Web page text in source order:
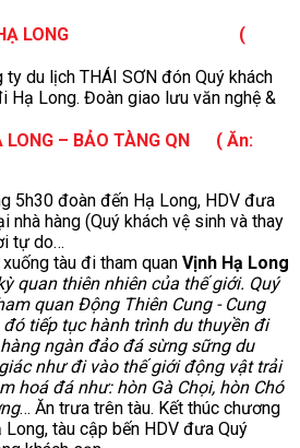
– HẠ LONG (
ty du lịch THÁI SƠN đón Quý khách
Hạ Long. Đoàn giao lưu văn nghệ &
– BẢO TÀNG QN ( Ăn:
5h30 đoàn đến Hạ Long, HDV đưa
nhà hàng (Quý khách vệ sinh và thay
tự do…
tàu đi tham quan Vịnh Hạ Long
quan thiên nhiên của thế giới. Quý
quan Động Thiên Cung - Cung
tiếp tục hành trình du thuyền đi
ngàn đảo đá sừng sững du
như đi vào thế giới động vật trải
hoá đá như: hòn Gà Chọi, hòn Chó
… Ăn trưa trên tàu. Kết thúc chương
tàu cập bến HDV đưa Quý